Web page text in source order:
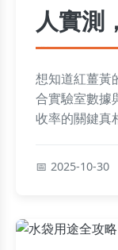
人實測
收！
想知道紅薑黃
合實驗室數據
收率的關鍵真
2025-10-30